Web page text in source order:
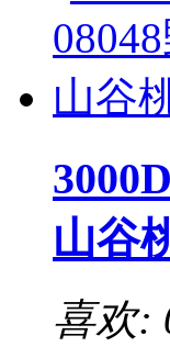
山谷
喜欢